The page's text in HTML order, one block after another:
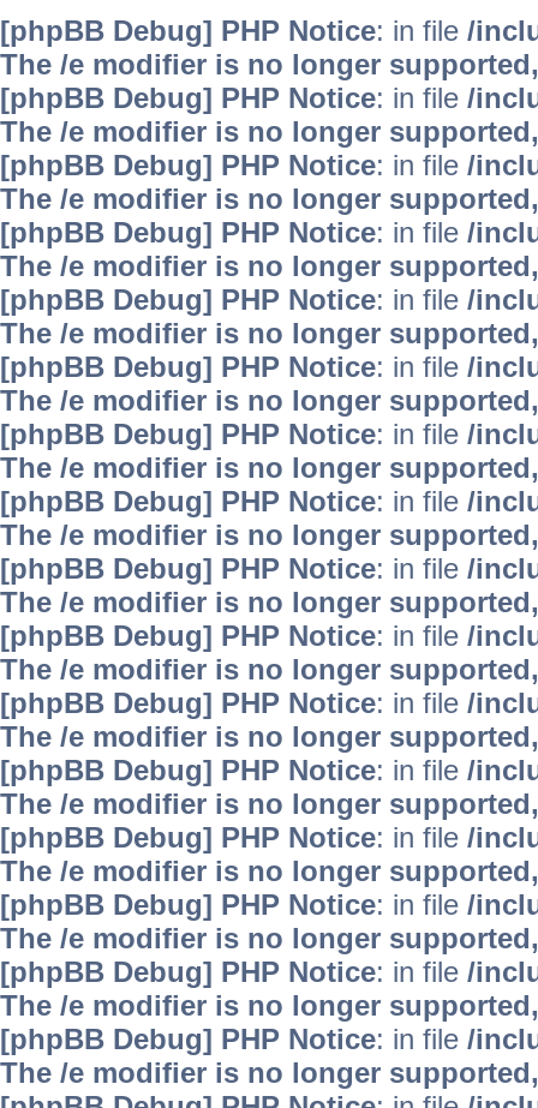
[phpBB Debug] PHP Notice: in file /
The /e modifier is no longer
[phpBB Debug] PHP Notice: in file /
The /e modifier is no longer
[phpBB Debug] PHP Notice: in file /
The /e modifier is no longer
[phpBB Debug] PHP Notice: in file /
The /e modifier is no longer
[phpBB Debug] PHP Notice: in file /
The /e modifier is no longer
[phpBB Debug] PHP Notice: in file /
The /e modifier is no longer
[phpBB Debug] PHP Notice: in file /
The /e modifier is no longer
[phpBB Debug] PHP Notice: in file /
The /e modifier is no longer
[phpBB Debug] PHP Notice: in file /
The /e modifier is no longer
[phpBB Debug] PHP Notice: in file /
The /e modifier is no longer
[phpBB Debug] PHP Notice: in file /
The /e modifier is no longer
[phpBB Debug] PHP Notice: in file /
The /e modifier is no longer
[phpBB Debug] PHP Notice: in file /
The /e modifier is no longer
[phpBB Debug] PHP Notice: in file /
The /e modifier is no longer
[phpBB Debug] PHP Notice: in file /
The /e modifier is no longer
[phpBB Debug] PHP Notice: in file /
The /e modifier is no longer